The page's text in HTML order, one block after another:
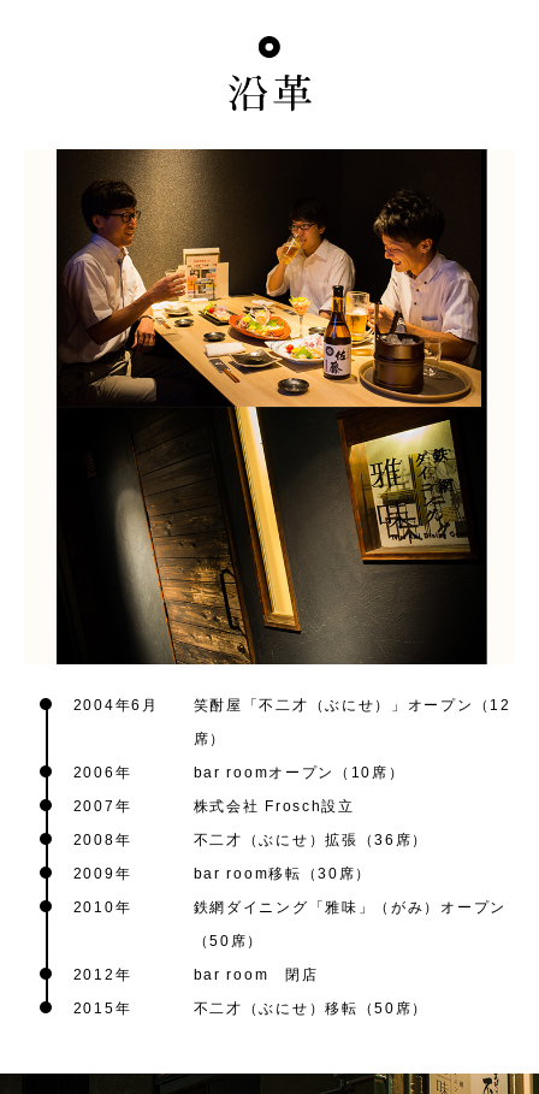
2004年6月
笑酎屋「不二才（ぶにせ）」オープン（12
席）
2006年
bar roomオープン（10席）
2007年
株式会社 Frosch設立
2008年
不二才（ぶにせ）拡張（36席）
2009年
bar room移転（30席）
2010年
鉄網ダイニング「雅味」（がみ）オープン
（50席）
2012年
bar room 閉店
2015年
不二才（ぶにせ）移転（50席）